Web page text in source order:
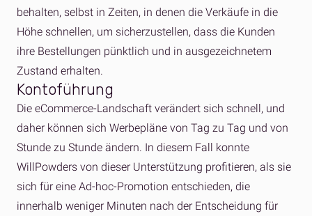
behalten, selbst in Zeiten, in denen die Verkäufe in die
Höhe schnellen, um sicherzustellen, dass die Kunden
ihre Bestellungen pünktlich und in ausgezeichnetem
Zustand erhalten.
Kontoführung
Die eCommerce-Landschaft verändert sich schnell, und
daher können sich Werbepläne von Tag zu Tag und von
Stunde zu Stunde ändern. In diesem Fall konnte
WillPowders von dieser Unterstützung profitieren, als sie
sich für eine Ad-hoc-Promotion entschieden, die
innerhalb weniger Minuten nach der Entscheidung für